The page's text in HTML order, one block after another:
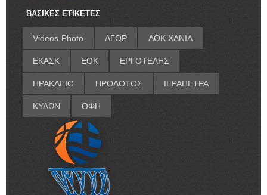
ΒΑΣΙΚΕΣ ΕΤΙΚΕΤΕΣ
Videos-Photo ΑΓΟΡ ΑΟΚ ΧΑΝΙΑ
ΕΚΑΣΚ ΕΟΚ ΕΡΓΟΤΕΛΗΣ
ΗΡΑΚΛΕΙΟ ΗΡΟΔΟΤΟΣ ΙΕΡΑΠΕΤΡΑ
ΚΥΔΩΝ ΟΦΗ